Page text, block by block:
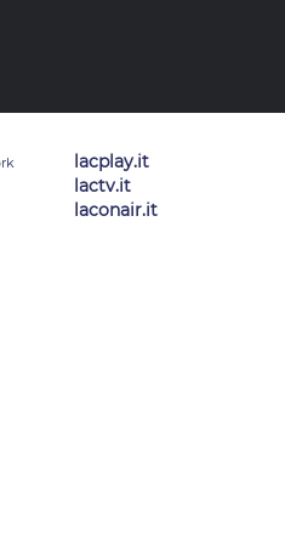
lacplay.it
lactv.it
laconair.it